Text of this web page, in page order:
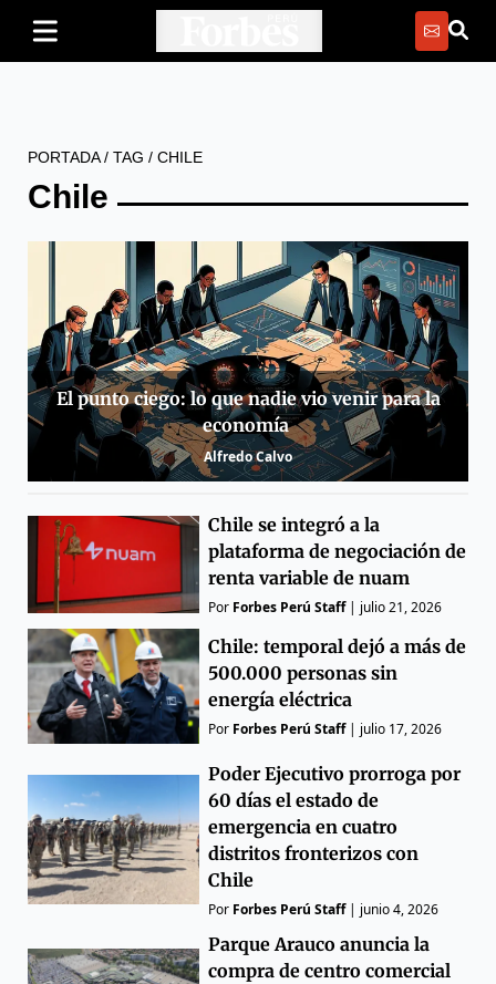
PORTADA/ TAG / CHILE
Chile
El punto ciego: lo que nadie vio venir para la
economía
Alfredo Calvo
Chile se integró a la
plataforma de negociación de
renta variable de nuam
Por Forbes Perú Staff| julio 21, 2026
Chile: temporal dejó a más de
500.000 personas sin
energía eléctrica
Por Forbes Perú Staff| julio 17, 2026
Poder Ejecutivo prorroga por
60 días el estado de
emergencia en cuatro
distritos fronterizos con
Chile
Por Forbes Perú Staff| junio 4, 2026
Parque Arauco anuncia la
compra de centro comercial